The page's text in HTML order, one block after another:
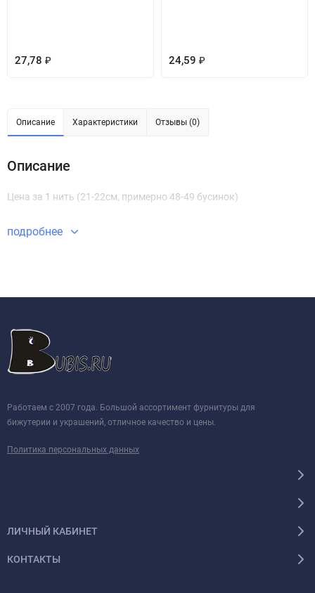
27,78 ₽ 24,59 ₽
Описание Характеристики Отзывы (0)
Описание
Цена за 1 нить (21-22см, примерно 48-49 бусинок)
подробнее
Работаем с 2007 года. Большой ассортимент фурнитуры для
бижутерии и украшений, отличное качество и цены.
Политика персональных данных
ЛИЧНЫЙ КАБИНЕТ
КОНТАКТЫ